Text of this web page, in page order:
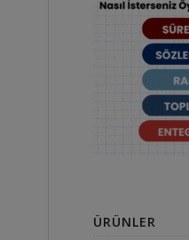
ÜRÜNLER